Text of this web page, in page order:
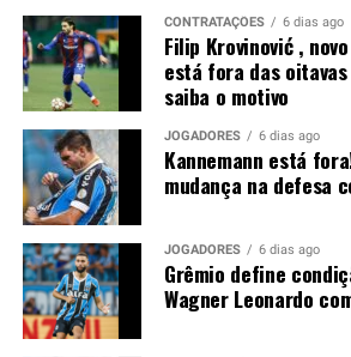
Brasil; saiba o motivo
Luís Castro avalia
Sem Kannemann à disposição, Luís
opções para montar a defesa. A
entrada de Wagner Leonardo, que
Luís Eduardo para atuar ao lado de
definição deve acontecer nos últimos
antes da partida.
Contudo, a ausência do ídolo gremista
CONTRATAÇÕES 6 dias ago
Filip Krovinović ,
está fora das
saiba o motivo
JOGADORES 6 dias ago
Kannemann está
mudança na defesa
JOGADORES 6 dias ago
Grêmio define
Wagner Leonardo